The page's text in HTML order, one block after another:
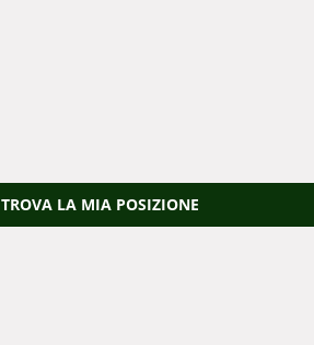
TROVA LA MIA POSIZIONE